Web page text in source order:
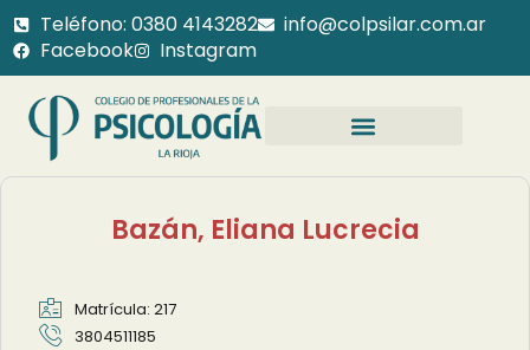
Teléfono: 0380 4143282
info@colpsilar.com.ar
Facebook
Instagram
Bazán, Eliana Lucrecia
Matrícula: 217
3804511185